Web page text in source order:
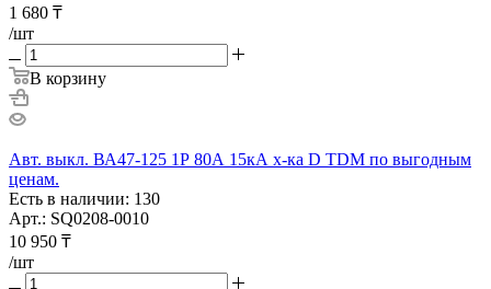
1 680 ₸
/шт
В корзину
Авт. выкл. ВА47-125 1Р 80А 15кА х-ка D TDM по выгодным
ценам.
Есть в наличии: 130
Арт.: SQ0208-0010
10 950 ₸
/шт